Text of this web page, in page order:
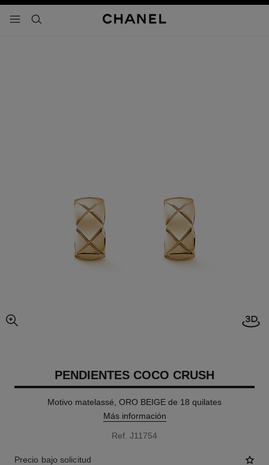
- navegación principal
buscar
imagen agrandada
PENDIENTES COCO CRUSH
Motivo matelassé, ORO BEIGE de 18 quilates
Más información
Ref. J11754
Precio bajo solicitud